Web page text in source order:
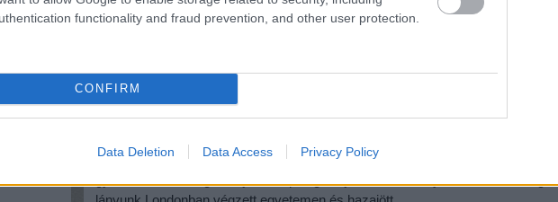
functionality and fraud prevention, and other user protection.
CONFIRM
Data Deletion Data Access Privacy Policy
arra, hogy bizonyítson, fejlődjön, tanuljon. Nem a szüleim szégyene, hogy
fantáziát.
Valamint az sem a szüleim szégyene, hogy egy infarktusos beteget
és 1 óra várakozás után a sürgősségi folyosóján meghal, vagy hogy 40 év
építőmérnök nyugdíjából 3 láda sört sem lehet venni. Már csak anyukám van,
magyar egészségügyi ellátásnak. Szóval, vitatkoznék azzal, hogy ki és mit
Végül érdemes elolvasni egy hazatért határátkelő véleményét is: „Kétszer is
gyermekkel, mindig hazajöttünk, pedig felajánlott zöld kártya várt volna az